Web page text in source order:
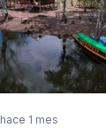
hace 1 mes